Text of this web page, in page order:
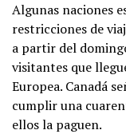
Algunas naciones
restricciones de
a partir del
visitantes que
Europea. Canadá
cumplir una
ellos la paguen.